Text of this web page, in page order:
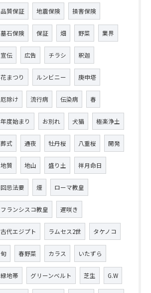
品質保証 地震保険 損害保険
墓石保険 保証 畑 野菜 業界
宣伝 広告 チラシ 釈迦
花まつり ルンビニー 庚申塔
厄除け 流行病 伝染病 春
年度始まり お別れ 犬猫 極楽浄土
葬式 通夜 牡丹桜 八重桜 開発
地質 地山 盛り土 祥月命日
回忌法要 煙 ローマ教皇
フランシスコ教皇 遅咲き
古代エジプト ラムセス2世 タケノコ
旬 春野菜 カラス いたずら
緑地帯 グリーンベルト 芝生 G.W